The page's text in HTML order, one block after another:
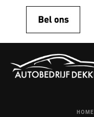
HOME